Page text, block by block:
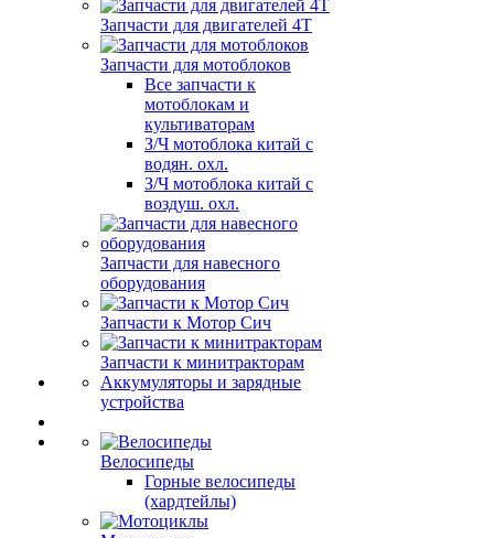
Запчасти для двигателей 4Т
Запчасти для мотоблоков
Все запчасти к
мотоблокам и
культиваторам
З/Ч мотоблока китай с
водян. охл.
З/Ч мотоблока китай с
воздуш. охл.
Запчасти для навесного
оборудования
Запчасти к Мотор Сич
Запчасти к минитракторам
Аккумуляторы и зарядные
устройства
Велосипеды
Горные велосипеды
(хардтейлы)